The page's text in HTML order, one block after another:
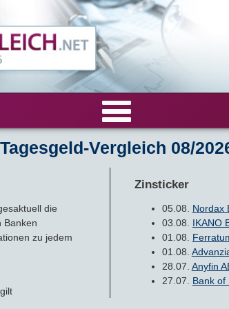
VERGLEICHE
Tagesgeld-Vergleich
Tagesgeld mit Zinsgarantie
RECHNER
Festgeldrechner
FIRMENANGEBOTE
Firmentagesgeld
ANLAGEALTERNATIVEN
Tagesgeld-Vergleich 08/
die
Banken
zu jedem
Zinsticker
05.08. Nordax
03.08. IKANO
01.08.
01.08.
28.07. Anyfin
27.07. Bank of